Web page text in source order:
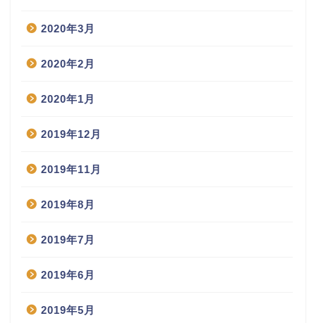
2020年3月
2020年2月
2020年1月
2019年12月
2019年11月
2019年8月
2019年7月
2019年6月
2019年5月